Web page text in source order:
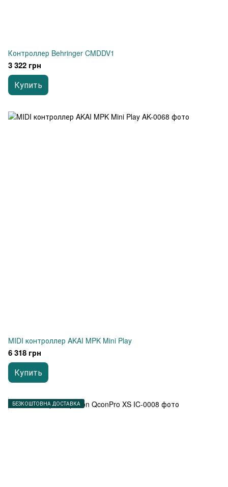
Контроллер Behringer CMDDV1
3 322 грн
Купить
MIDI контроллер AKAI MPK Mini Play
6 318 грн
Купить
БЕЗКОШТОВНА ДОСТАВКА